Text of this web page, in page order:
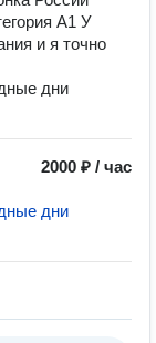
А1 У
и я точно
дни
2000 ₽ / час
дни